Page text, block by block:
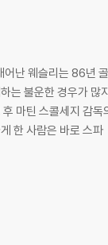
난 웨슬리는 86년
는 불운한 경우가
한 사람은 바로 스파